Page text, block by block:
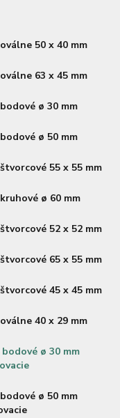
50 x 40 mm
63 x 45 mm
ø 30 mm
ø 50 mm
55 x 55 mm
ø 60 mm
52 x 52 mm
65 x 55 mm
45 x 45 mm
40 x 29 mm
ø 30 mm
ø 50 mm